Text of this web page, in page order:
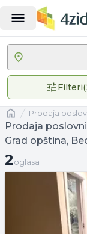
Filteri(
Naslovnaprodaja
Prodaja
Grad opština,
2 oglasa
2oglasa